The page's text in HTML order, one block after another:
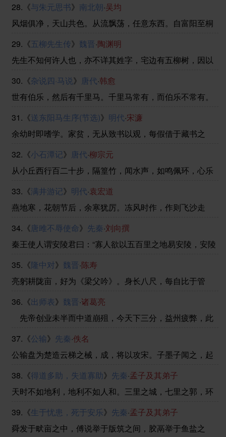
看雪。雾凇沆砀，天与云与山与水，上下一白。湖上影
子，惟长堤一痕、湖心亭一点、与余舟一芥、舟中人两三
粒而 ......
28.《与朱元思书》 南北朝·吴均
风烟俱净，天山共色。从流飘荡，任意东西。自富阳至桐
底。游鱼细石，直视无碍。急湍甚箭，猛浪若奔。夹岸高
山，皆生寒树，负势竞上，互相轩邈，争高直指，千百成
峰 ......
29.《五柳先生传》 魏晋·陶渊明
先生不知何许人也，亦不详其姓字，宅边有五柳树，因以
会意，便欣然忘食。性嗜酒，家贫不能常得。亲旧知其如
此，或置酒而招之；造饮辄尽，期在必醉。既醉而退，曾
......
30.《杂说四·马说》 唐代·韩愈
世有伯乐，然后有千里马。千里马常有，而伯乐不常有。
千里称也。(祇辱一作：只辱)马之千里者，一食或尽粟一
石。食马者不知其能千里而食也。是马也，虽有千里之
......
31.《送东阳马生序(节选)》 明代·宋濂
余幼时即嗜学。家贫，无从致书以观，每假借于藏书之
伸，弗之怠。录毕，走送之，不敢稍逾约。以是人多以书
假余，余因得遍观群书。既加冠，益慕圣贤之道，又患无
硕 ......
32.《小石潭记》 唐代·柳宗元
从小丘西行百二十步，隔篁竹，闻水声，如鸣佩环，心乐
岸，卷石底以出，为坻，为屿，为嵁，为岩。青树翠蔓，
蒙络摇缀，参差披拂。(佩环一作：珮)潭中鱼可百许头，
......
33.《满井游记》 明代·袁宏道
燕地寒，花朝节后，余寒犹厉。冻风时作，作则飞沙走
返。廿二日天稍和，偕数友出东直，至满井。高柳夹堤，
土膏微润，一望空阔，若脱笼之鹄。于时冰皮始解，波色
乍明 ......
34.《唐雎不辱使命》 先秦·刘向撰
秦王使人谓安陵君曰：“寡人欲以五百里之地易安陵，安陵
虽然，受地于先王，愿终守之，弗敢易！”秦王不悦。安陵
君因使唐雎使于秦。(说通：悦)秦王谓唐雎曰： ......
35.《隆中对》 魏晋·陈寿
亮躬耕陇亩，好为《梁父吟》。身长八尺，每自比于管
与亮友善，谓为信然。时先主屯新野。徐庶见先主，先主
器之，谓先主曰：“诸葛孔明者，卧龙也，将军岂愿见之乎
......
36.《出师表》 魏晋·诸葛亮
先帝创业未半而中道崩殂，今天下三分，益州疲弊，此
于外者，盖追先帝之殊遇，欲报之于陛下也。诚宜开张圣
听， ......
37.《公输》 先秦·佚名
公输盘为楚造云梯之械，成，将以攻宋。子墨子闻之，起
子何命焉为？”子墨子曰：“北方有侮臣者，愿借子杀
之。”公输盘不说。子墨子曰：“请献十金。”公输盘曰 ......
38.《得道多助，失道寡助》 先秦·孟子及其弟子
天时不如地利，地利不如人和。三里之城，七里之郭，环
者，是天时不如地利也。城非不高也，池非不深也，兵革
非不坚利也，米粟非不多也，委而去之，是地利不如人和
39.《生于忧患，死于安乐》 先秦·孟子及其弟子
舜发于畎亩之中，傅说举于版筑之间，胶鬲举于鱼盐之